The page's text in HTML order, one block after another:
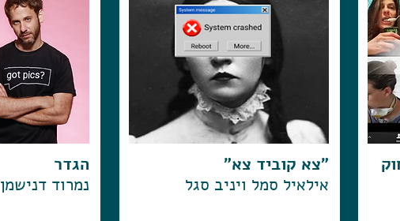
"צא קוביד צא"
אילאיל סמל ויניב סגל
הגדר
נמרוד דנישמן